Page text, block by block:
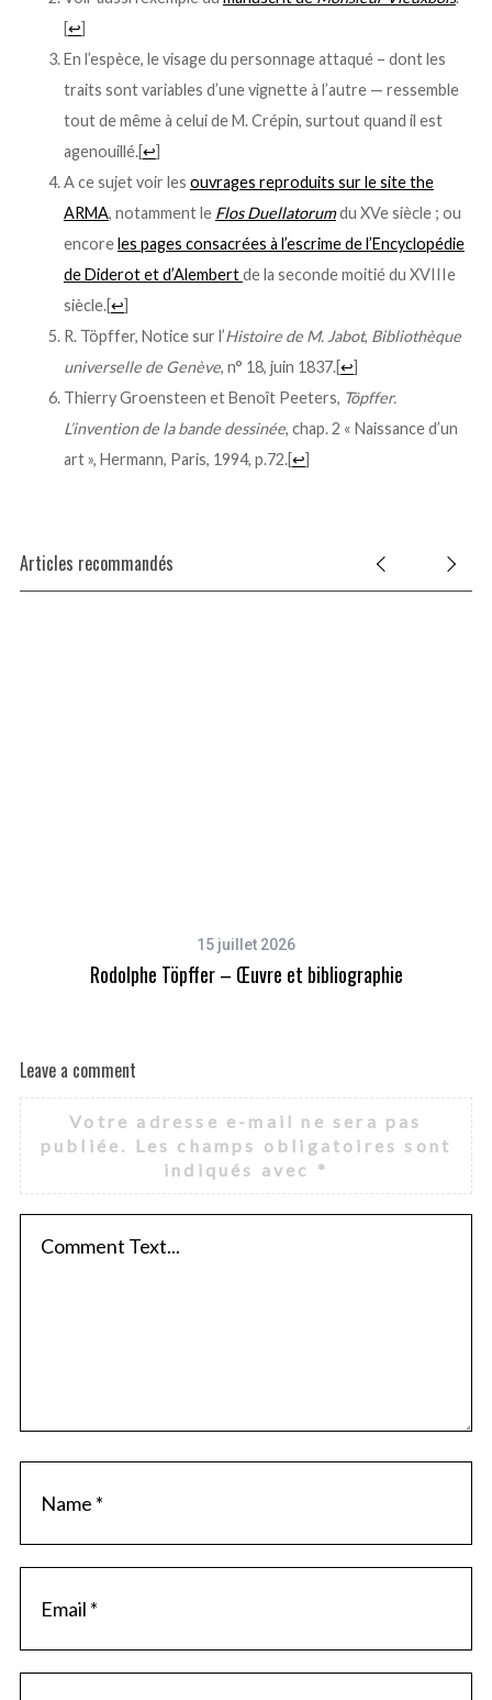
[↩]
En l’espèce, le visage du personnage attaqué – dont les
traits sont variables d’une vignette à l’autre — ressemble
tout de même à celui de M. Crépin, surtout quand il est
agenouillé.[↩]
A ce sujet voir les ouvrages reproduits sur le site the
ARMA, notamment le Flos Duellatorumdu XVe siècle ; ou
encoreles pages consacrées à l’escrime de l’Encyclopédie
de Diderot et d’Alembertde la seconde moitié du XVIIIe
siècle.[↩]
R. Töpffer, Notice sur l’Histoire de M. Jabot, Bibliothèque
universelle de Genève, n° 18, juin 1837.[↩]
Thierry Groensteen et Benoît Peeters, Töpffer.
L’invention de la bande dessinée, chap. 2 « Naissance d’un
art », Hermann, Paris, 1994, p.72.[↩]
Articles recommandés
15 juillet 2026
Rodolphe Töpffer – Œuvre et bibliographie
Leave a comment
Votre adresse e-mail ne sera pas
publiée.
Les champs obligatoires sont
indiqués avec *